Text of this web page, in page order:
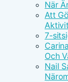
När
Att
7-
Och
Nail